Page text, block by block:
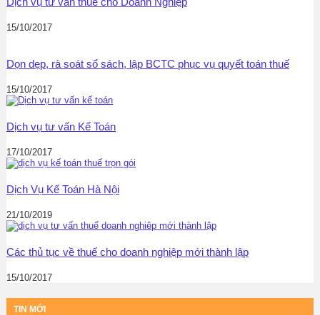
15/10/2017
Dọn dẹp, rà soát sổ sách, lập BCTC phục vụ quyết toán thuế
15/10/2017
Dịch vụ tư vấn Kế Toán
17/10/2017
Dịch Vụ Kế Toán Hà Nội
21/10/2019
Các thủ tục về thuế cho doanh nghiệp mới thành lập
15/10/2017
TIN MỚI